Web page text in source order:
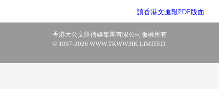
讀香港文匯報PDF版面
香港大公文匯傳媒集團有限公司版權所有
© 1997-2026 WWW.TKWW.HK LIMITED.